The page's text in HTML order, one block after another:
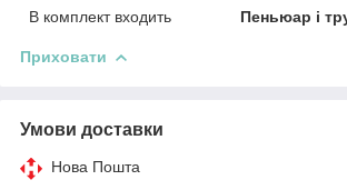
В комплект входить
Пеньюар і
Приховати
Умови доставки
Нова Пошта